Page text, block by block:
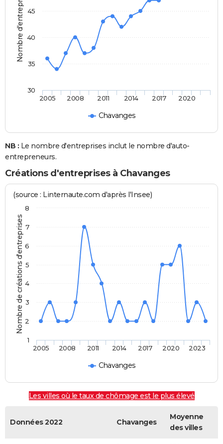
Nombre d'entreprises
Chavanges
2005 2008 2011 2014 2017 2020
30
35
40
45
NB : Le nombre d'entreprises inclut le nombre d'auto-
entrepreneurs.
Créations d'entreprises à Chavanges
Nombre de créations d'entreprises
(source : Linternaute.com d'après l'Insee)
Chavanges
2005 2008 2011 2014 2017 2020 2023
1
2
3
4
5
6
7
8
Les villes où le taux de chômage est le plus élevé
Données 2022 Chavanges
Moyenne
des villes